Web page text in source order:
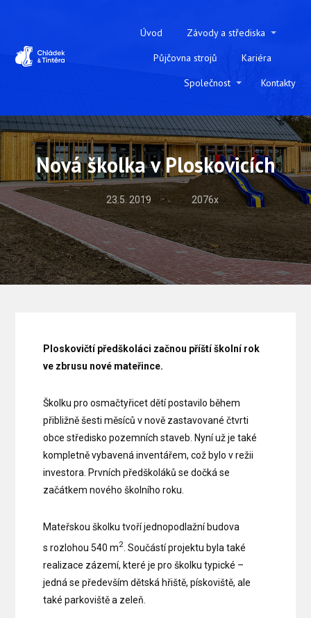
Úvod
Závody a střediska
Půjčovna strojů
Kariéra
Společnost
Kontakty
Nová školka v Ploskovicích
23.5. 2019 2076x
Ploskovičtí předškoláci začnou příští školní rok
ve zbrusu nové mateřince.
Školku pro osmačtyřicet dětí postavilo během
přibližně šesti měsíců v nově zastavované čtvrti
obce středisko pozemních staveb. Nyní už je také
kompletně vybavená inventářem, což bylo v režii
investora. Prvních předškoláků se dočká se
začátkem nového školního roku.
Mateřskou školku tvoří jednopodlažní budova
s rozlohou 540 m2 . Součástí projektu byla také
realizace zázemí, které je pro školku typické –
jedná se především dětská hřiště, pískoviště, ale
také parkoviště a zeleň.